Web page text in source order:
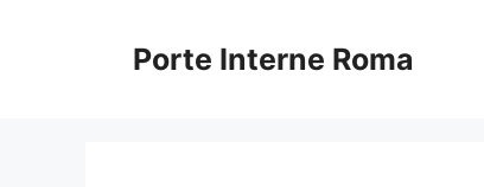
Porte Interne Roma